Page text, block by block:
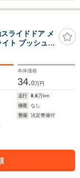
ライドドア メ
ト プッシュス
本体価格
34.0万円
走行 8.6万km
修復
なし
整備
法定整備付